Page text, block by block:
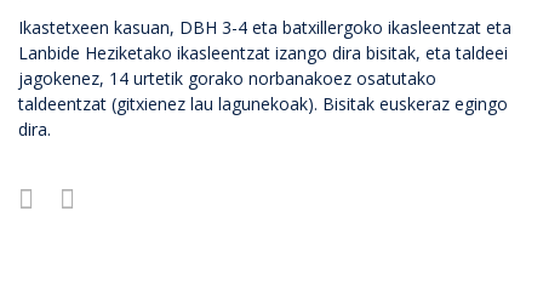
Ikastetxeen kasuan, DBH 3-4 eta batxillergoko ikasleentzat eta
Lanbide Heziketako ikasleentzat izango dira bisitak, eta taldeei
jagokenez, 14 urtetik gorako norbanakoez osatutako
taldeentzat (gitxienez lau lagunekoak). Bisitak euskeraz egingo
dira.